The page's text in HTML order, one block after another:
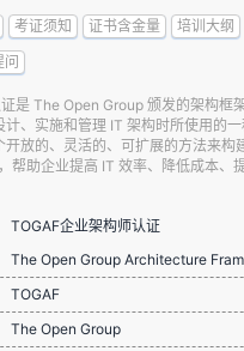
考证须知 证书含金量 培训大纲
是 The Open Group 颁发的架构框
计、实施和管理 IT 架构时所使用的
开放的、灵活的、可扩展的方法来构
帮助企业提高 IT 效率、降低成本、
TOGAF企业架构师认证
The Open Group Architecture
TOGAF
The Open Group